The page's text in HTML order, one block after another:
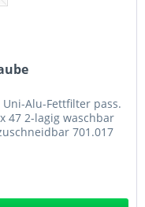
Alu-Fettfilter pass.
47 2-lagig waschbar
701.017